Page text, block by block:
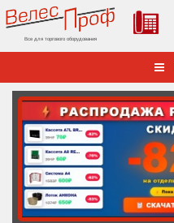
Все для торгового оборудования